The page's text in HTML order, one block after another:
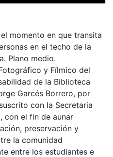
momento en que transita
en el techo de la
Plano medio.
y Fílmico del
de la Biblioteca
Garcés Borrero, por
con la Secretaria
con el fin de aunar
preservación y
la comunidad
entre los estudiantes e